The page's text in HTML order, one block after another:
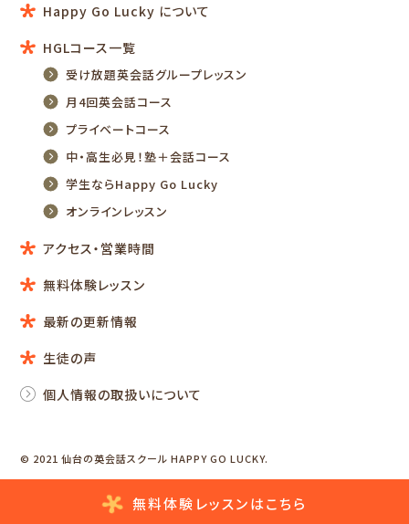
無料体験レッスンはこちら
Happy Go Lucky について
HGLコース一覧
受け放題英会話グループレッスン
月4回英会話コース
プライベートコース
中・高生必見！塾＋会話コース
学生ならHappy Go Lucky
オンラインレッスン
アクセス・営業時間
無料体験レッスン
最新の更新情報
生徒の声
個人情報の取扱いについて
© 2021 仙台の英会話スクール HAPPY GO LUCKY.